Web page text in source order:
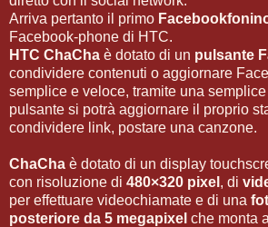
Arriva pertanto il primo
Facebook-phone di HTC.
HTC ChaCha è dotato di un pulsante
condividere contenuti o aggiornare
semplice e veloce, tramite una
pulsante si potrà aggiornare il proprio
condividere link, postare una canzone.
ChaCha è dotato di un display
con risoluzione di 480×320 pixel , di
per effettuare videochiamate e di una
posteriore da 5 megapixel che monta